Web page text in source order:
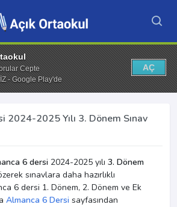
Cepte
- Google Play'de
AÇ
2024-2025 Yılı 3. Dönem Sınav
6 dersi 2024-2025 yılı 3. Dönem
sınavlara daha hazırlıklı
6 dersi 1. Dönem, 2. Dönem ve Ek
Almanca 6 Dersi sayfasından